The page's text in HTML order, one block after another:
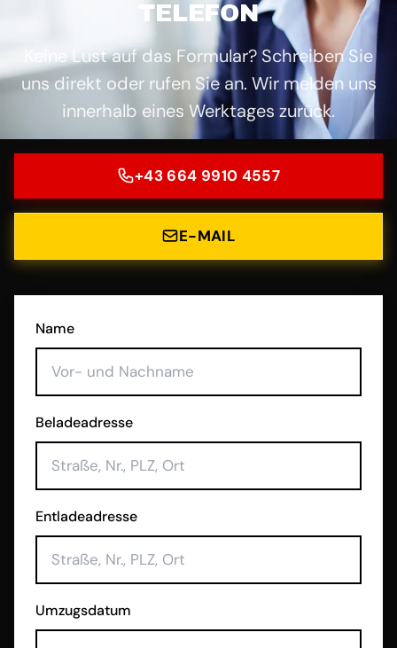
TELEFON
Keine Lust auf das Formular? Schreiben Sie
uns direkt oder rufen Sie an. Wir melden uns
innerhalb eines Werktages zurück.
+43 664 9910 4557
E-MAIL
Name
Beladeadresse
Entladeadresse
Umzugsdatum